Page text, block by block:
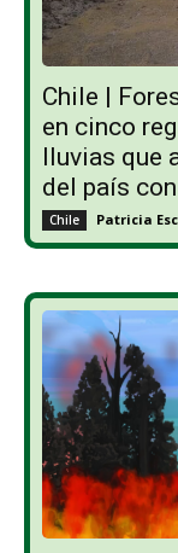
Chile |
en cinco
lluvias que
del país
Chile Patricia